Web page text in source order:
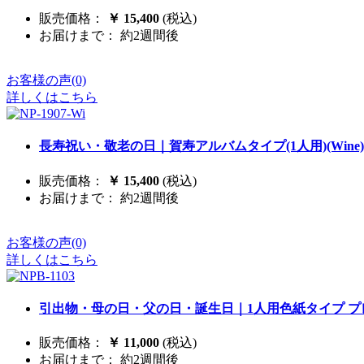
販売価格： ￥ 15,400 (税込)
お届けまで： 約2週間後
お客様の声(0)
詳しくはこちら
長寿祝い・敬老の日｜賀寿アルバムタイプ(1人用)(Wine)
販売価格： ￥ 15,400 (税込)
お届けまで： 約2週間後
お客様の声(0)
詳しくはこちら
引出物・母の日・父の日・誕生日｜1人用色紙タイプ
販売価格： ￥ 11,000 (税込)
お届けまで： 約2週間後